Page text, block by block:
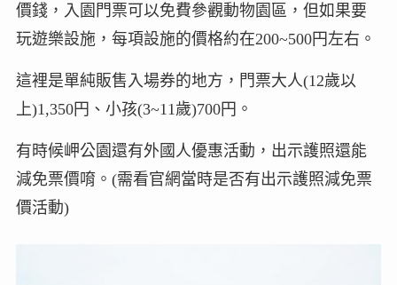
價錢，入園門票可以免費參觀動物園區，但如果要
玩遊樂設施，每項設施的價格約在200~500円左右。
這裡是單純販售入場券的地方，門票大人(12歲以
上)1,350円、小孩(3~11歲)700円。
有時候岬公園還有外國人優惠活動，出示護照還能
減免票價唷。(需看官網當時是否有出示護照減免票
價活動)